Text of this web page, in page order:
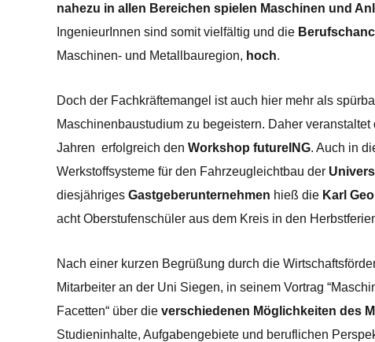
nahezu in allen Bereichen spielen Maschinen und
IngenieurInnen sind somit vielfältig und die
Maschinen- und Metallbauregion, hoch.
Doch der Fachkräftemangel ist auch hier mehr als
Maschinenbaustudium zu begeistern. Daher
Jahren erfolgreich den Workshop futureING. Auch in
Werkstoffsysteme für den Fahrzeugleichtbau der
diesjähriges Gastgeberunternehmen hieß die Karl
acht Oberstufenschüler aus dem Kreis in den
Nach einer kurzen Begrüßung durch die
Mitarbeiter an der Uni Siegen, in seinem Vortrag
Facetten“ über die verschiedenen Möglichkeiten des
Studieninhalte, Aufgabengebiete und beruflichen